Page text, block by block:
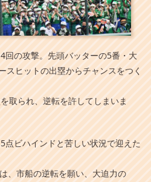
回の攻撃。先頭バッターの5番・大
スヒットの出塁からチャンスをつく
取られ、逆転を許してしまいま
点ビハインドと苦しい状況で迎えた
、市船の逆転を願い、大迫力の